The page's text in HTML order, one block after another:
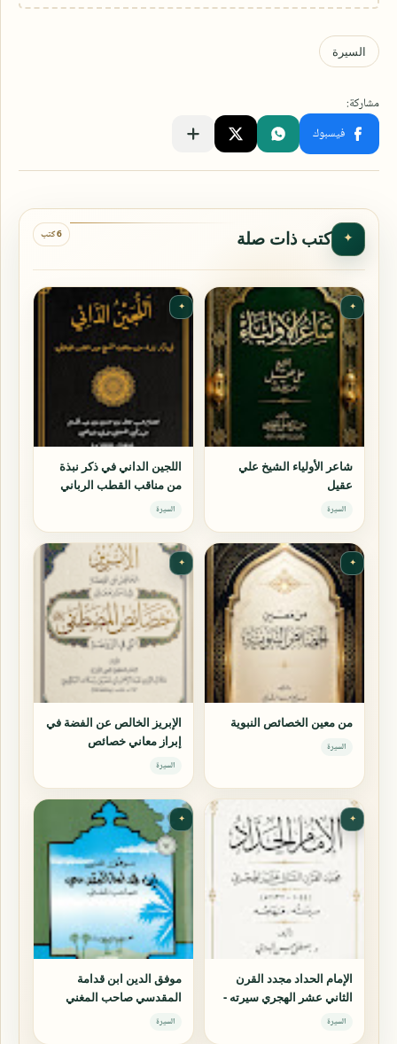
✦ كتب ذات صلة 6 كتب
✦
شاعر الأولياء الشيخ علي
عقيل
السيرة
✦
اللجين الداني في ذكر نبذة
من مناقب القطب الرباني
سيدي الشيخ عبد القادر
السيرة
✦
من معين الخصائص النبوية
السيرة
✦
الإبريز الخالص عن الفضة في
إبراز معاني خصائص
المصطفى التي في الروضة
السيرة
✦
الإمام الحداد مجدد القرن
الثاني عشر الهجري سيرته -
منهجه
السيرة
✦
موفق الدين ابن قدامة
المقدسي صاحب المغني
السيرة